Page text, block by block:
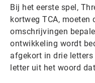
Bij het eerste spel,
kortweg TCA, moeten
omschrijvingen
ontwikkeling wordt
afgekort in drie letters
letter uit het woord